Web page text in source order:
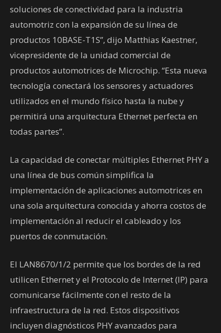
soluciones de conectividad para la industria
automotriz con la expansión de su línea de
productos 10BASE-T1S”, dijo Matthias Kaestner,
vicepresidente de la unidad comercial de
productos automotrices de Microchip. “Esta nueva
tecnología conectará los sensores y actuadores
utilizados en el mundo físico hasta la nube y
permitirá una arquitectura Ethernet perfecta en
todas partes”.
La capacidad de conectar múltiples Ethernet PHY a
una línea de bus común simplifica la
implementación de aplicaciones automotrices en
una sola arquitectura conocida y ahorra costos de
implementación al reducir el cableado y los
puertos de conmutación.
El LAN8670/1/2 permite que los bordes de la red
utilicen Ethernet y el Protocolo de Internet (IP) para
comunicarse fácilmente con el resto de la
infraestructura de la red. Estos dispositivos
incluyen diagnósticos PHY avanzados para